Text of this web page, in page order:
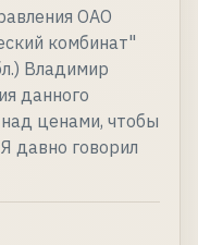
ОАО
комбинат"
Владимир
данного
ценами, чтобы
давно говорил